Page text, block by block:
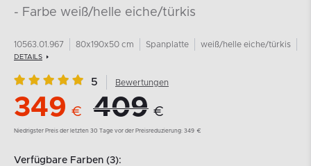
- Farbe weiß/helle eiche/türkis
10563.01.967 80x190x50 cm Spanplatte weiß/helle eiche/türkis
DETAILS
5 Bewertungen
349 € 409 €
Niedrigster Preis der letzten 30 Tage vor der Preisreduzierung: 349 €
Verfügbare Farben (3):